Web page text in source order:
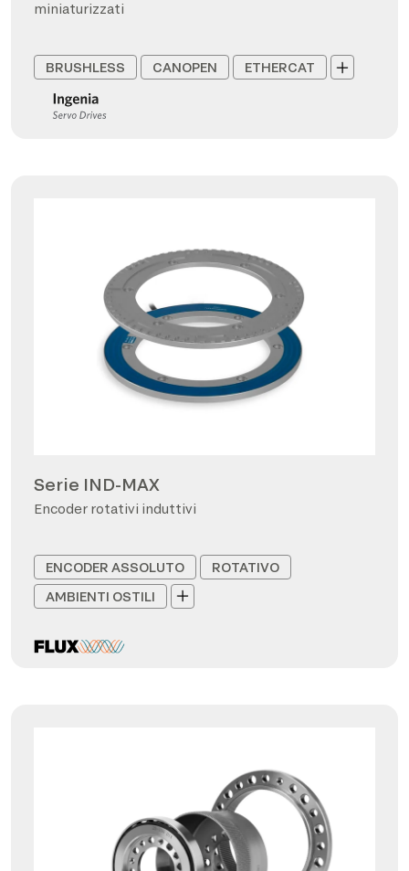
miniaturizzati
BRUSHLESS CANOPEN ETHERCAT
Serie IND-MAX
Encoder rotativi induttivi
ENCODER ASSOLUTO
ROTATIVO
AMBIENTI OSTILI